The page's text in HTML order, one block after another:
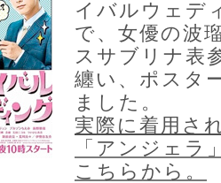
イバルウェデ
で、女優の波
スサブリナ表
纏い、ポスタ
ました。
実際に着用さ
「アンジェラ
こちらから。